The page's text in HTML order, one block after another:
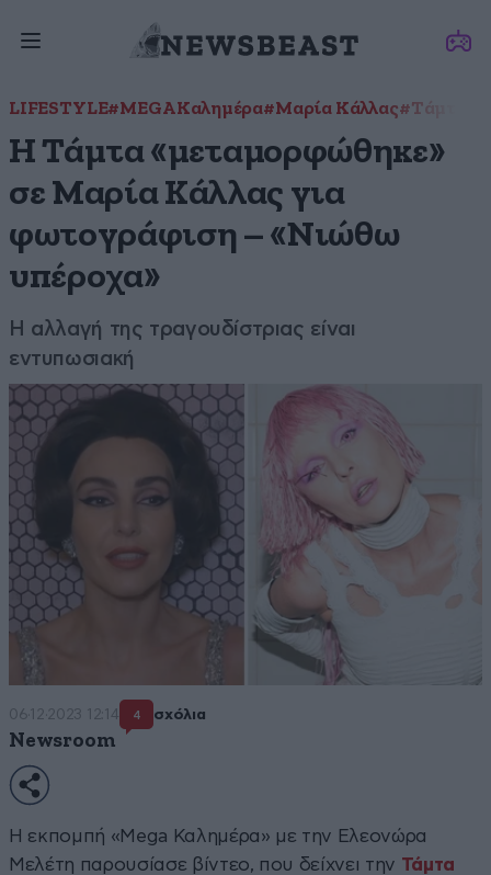
LIFESTYLE#MEGA Καλημέρα#Μαρία Κάλλας#Τάμτα
Η Τάμτα «μεταμορφώθηκε»
σε Μαρία Κάλλας για
φωτογράφιση – «Νιώθω
υπέροχα»
Η αλλαγή της τραγουδίστριας είναι
εντυπωσιακή
06·12·2023 12:14 4 σχόλια
Newsroom
Η εκπομπή «Mega Καλημέρα» με την Ελεονώρα
Μελέτη παρουσίασε βίντεο, που δείχνει την Τάμτα